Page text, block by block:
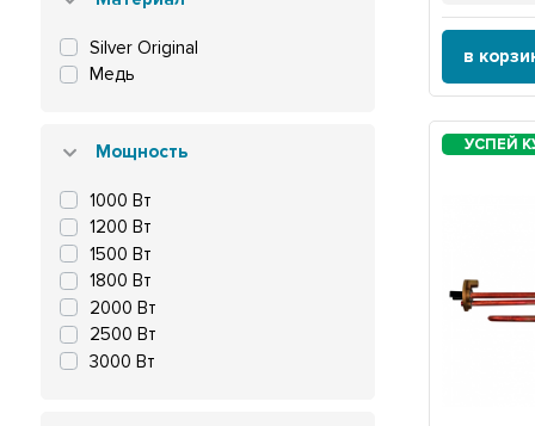
Ferroli
Garanterm
Regent
Superlux
Thermex
VLS
Silver Original
Медь
Мощность
1000 Вт
1200 Вт
1500 Вт
1800 Вт
2000 Вт
2500 Вт
3000 Вт
в